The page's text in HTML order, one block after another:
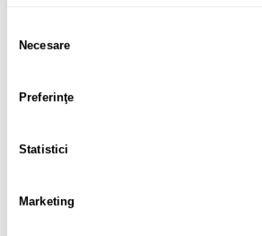
consimțământului
Necesare
Preferinţe
Statistici
Marketing
caracter personal.